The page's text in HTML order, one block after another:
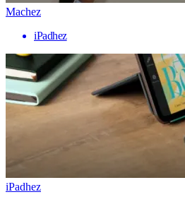
Machez
iPadhez
iPadhez